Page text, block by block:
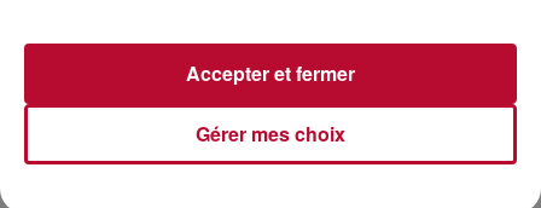
7 août 2026
NOS IDÉES DE SORTIE POUR CE WEEK-END
Comme tous les vendredis, voici une petite sélection des
rendez-vous à ne pas manquer dans le coin. Que vous ayez
Gérer mes choix
Accepter et fermer